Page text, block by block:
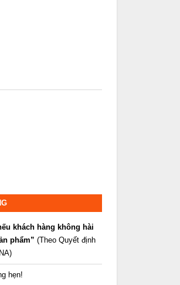
khách hàng không hài
phẩm” (Theo Quyết định
hẹn!